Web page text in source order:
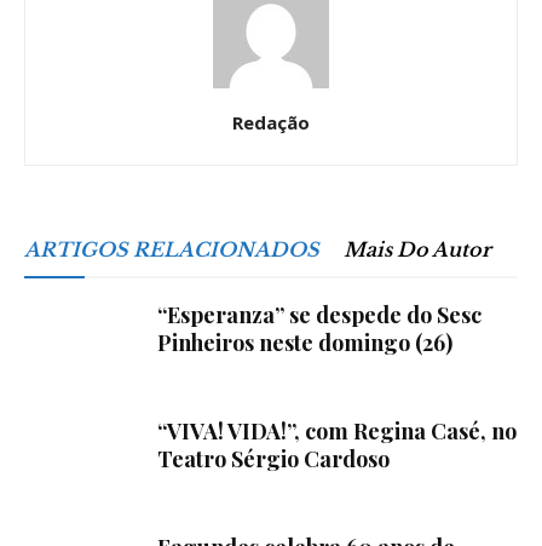
Redação
ARTIGOS RELACIONADOS Mais Do Autor
“Esperanza” se despede do Sesc
Pinheiros neste domingo (26)
“VIVA! VIDA!”, com Regina Casé, no
Teatro Sérgio Cardoso